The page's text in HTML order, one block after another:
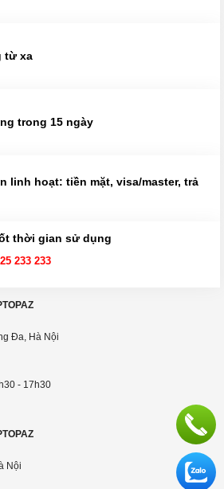
từ xa
trong 15 ngày
linh hoạt: tiền mặt, visa/master, trả
thời gian sử dụng
233 233
Đa, Hà Nội
- 17h30
Nội